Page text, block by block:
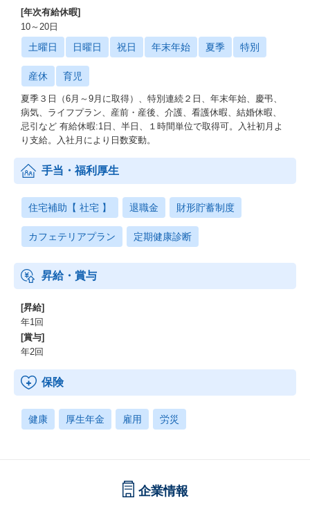
[年次有給休暇]
10～20日
土曜日 日曜日 祝日 年末年始 夏季 特別
産休 育児
夏季３日（6月～9月に取得）、特別連続２日、年末年始、慶弔、
病気、ライフプラン、産前・産後、介護、看護休暇、結婚休暇、
忌引など 有給休暇:1日、半日、１時間単位で取得可。入社初月よ
り支給。入社月により日数変動。
手当・福利厚生
住宅補助【 社宅 】 退職金 財形貯蓄制度
カフェテリアプラン 定期健康診断
昇給・賞与
[昇給]
年1回
[賞与]
年2回
保険
健康 厚生年金 雇用 労災
企業情報